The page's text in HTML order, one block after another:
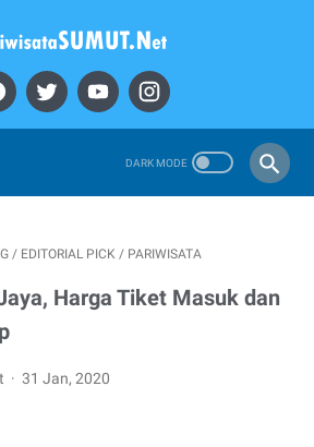
/ EDITORIAL PICK / PARIWISATA
Harga Tiket Masuk dan
31 Jan, 2020